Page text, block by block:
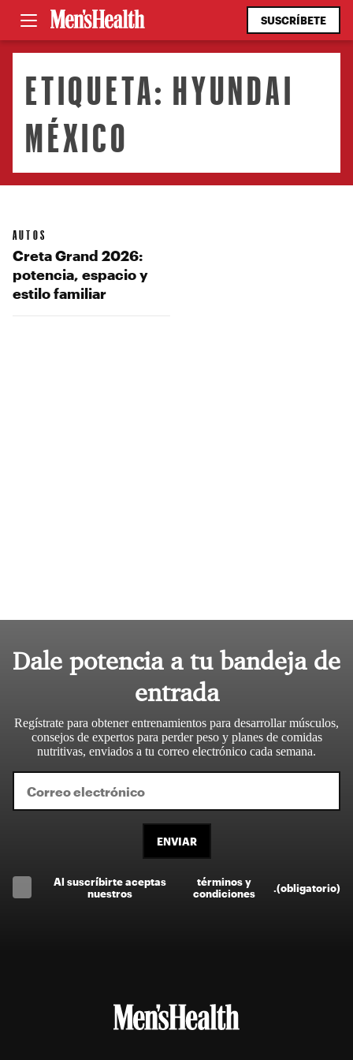
SUSCRÍBETE
ETIQUETA: HYUNDAI
MÉXICO
AUTOS
Creta Grand 2026:
potencia, espacio y
estilo familiar
Dale potencia a tu bandeja de
entrada
Regístrate para obtener entrenamientos para desarrollar músculos,
consejos de expertos para perder peso y planes de comidas
nutritivas, enviados a tu correo electrónico cada semana.
ENVIAR
Al suscríbirte aceptas
nuestros
términos y
condiciones
(obligatorio)